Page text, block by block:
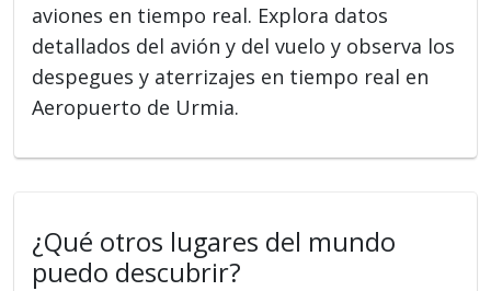
aviones en tiempo real. Explora datos
detallados del avión y del vuelo y observa los
despegues y aterrizajes en tiempo real en
Aeropuerto de Urmia.
¿Qué otros lugares del mundo
puedo descubrir?